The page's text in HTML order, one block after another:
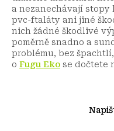
a nezanechávají stopy
pvc-ftaláty ani jiné
nich žádné škodlivé
poměrně snadno a
problému, bez
o Fugu Eko se dočtete